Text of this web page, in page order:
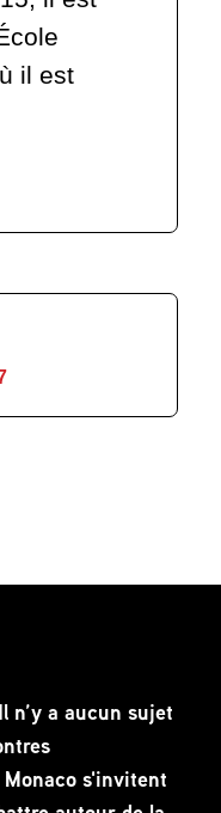
il est
n’y a aucun sujet
Monaco s'invitent